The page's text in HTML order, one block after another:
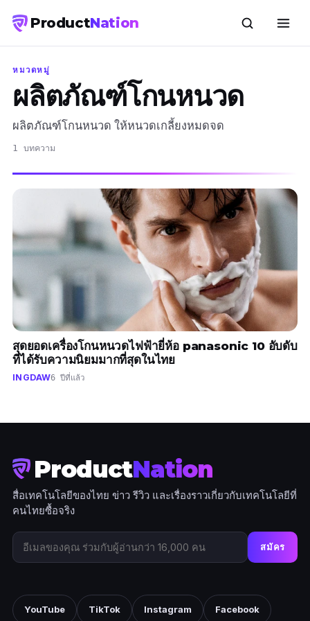
ProductNation
หมวดหมู่
ผลิตภัณฑ์โกนหนวด
ผลิตภัณฑ์โกนหนวด ให้หนวดเกลี้ยงหมดจด
1 บทความ
สุดยอดเครื่องโกนหนวดไฟฟ้ายี่ห้อ panasonic 10 อับดับ
ที่ได้รับความนิยมมากที่สุดในไทย
INGDAW6 ปีที่แล้ว
ProductNation
สื่อเทคโนโลยีของไทย ข่าว รีวิว และเรื่องราวเกี่ยวกับเทคโนโลยีที่
คนไทยซื้อจริง
สมัคร
YouTube TikTok Instagram Facebook